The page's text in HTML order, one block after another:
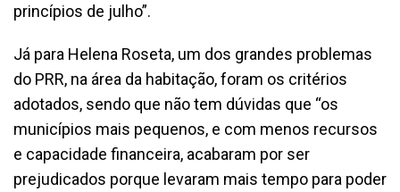
princípios de julho”.
Já para Helena Roseta, um dos grandes problemas
do PRR, na área da habitação, foram os critérios
adotados, sendo que não tem dúvidas que “os
municípios mais pequenos, e com menos recursos
e capacidade financeira, acabaram por ser
prejudicados porque levaram mais tempo para poder